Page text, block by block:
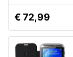
€ 72,99